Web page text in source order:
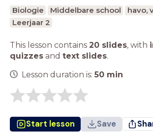
Biologie Middelbare school
havo,
Leerjaar 2
This lesson contains 20 slides, with
quizzes and text slides.
Lesson duration is: 50 min
Start lesson Save